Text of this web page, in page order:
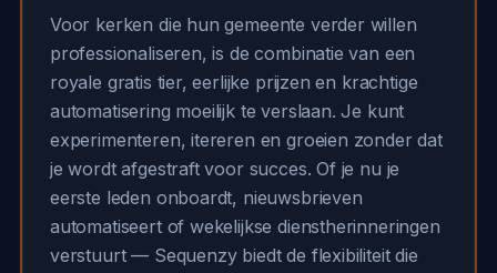
Voor kerken die hun gemeente verder willen
professionaliseren, is de combinatie van een
royale gratis tier, eerlijke prijzen en krachtige
automatisering moeilijk te verslaan. Je kunt
experimenteren, itereren en groeien zonder dat
je wordt afgestraft voor succes. Of je nu je
eerste leden onboardt, nieuwsbrieven
automatiseert of wekelijkse dienstherinneringen
verstuurt — Sequenzy biedt de flexibiliteit die